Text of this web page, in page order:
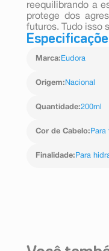
reequilibrando a
protege dos
futuros. Tudo isso
Marca: Eudora
Origem: Nacional
Quantidade:200ml
Cor de Cabelo:
Finalidade: Para